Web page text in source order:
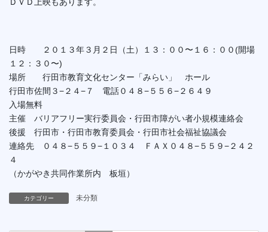
ＤＶＤ上映もあります。
日時 ２０１３年３月２日（土）１３：００〜１６：００(開場
１２：３０〜)
場所 行田市教育文化センター「みらい」 ホール
行田市佐間３−２４−７ 電話０４８−５５６−２６４９
入場無料
主催 バリアフリー実行委員会・行田市障がい者小規模連絡会
後援 行田市・行田市教育委員会・行田市社会福祉協議会
連絡先 ０４８−５５９−１０３４ ＦＡＸ０４８−５５９−２４２
４
（かがやき共同作業所内 板垣）
カテゴリー 未分類